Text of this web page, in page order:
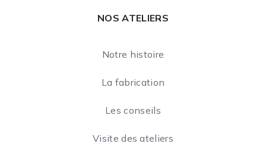
NOS ATELIERS
Notre histoire
La fabrication
Les conseils
Visite des ateliers